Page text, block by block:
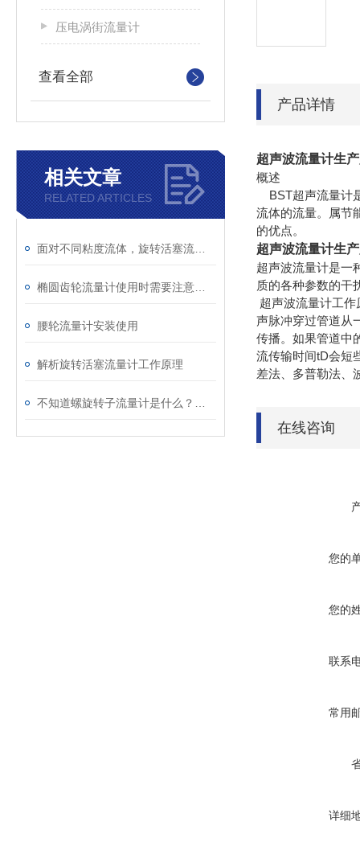
压电涡街流量计
查看全部
相关文章
RELATED ARTICLES
腰轮流量计安装使用
解析旋转活塞流量计工作原理
产品详情
超声波流量计生
概述
BST超声流量计
流体的流量。属节
的优点。
超声波流量计生
超声波流量计是一
质的各种参数的干
超声波流量计工
声脉冲穿过管道从
传播。如果管道中
流传输时间tD会短
差法、多普勒法、
在线咨询
您的
您的
联系
常用
详细